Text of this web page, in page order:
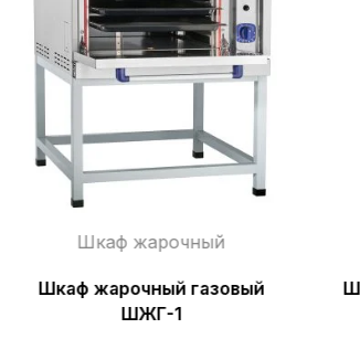
Шкаф жарочный
Шкаф жарочный газовый
ШЖГ-1